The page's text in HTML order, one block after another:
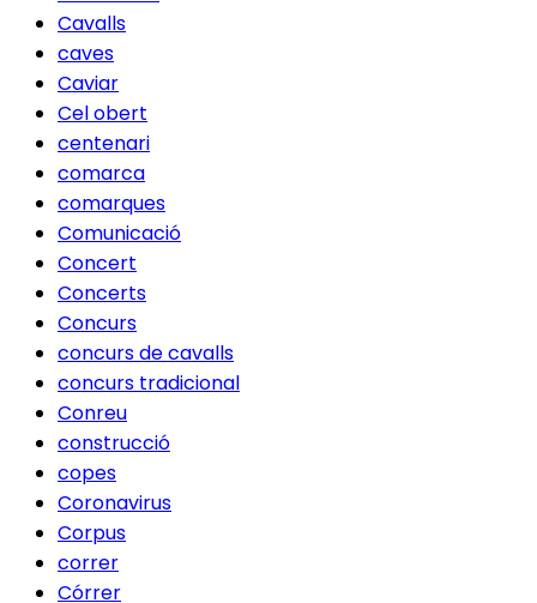
Cavalls
caves
Caviar
Cel obert
centenari
comarca
comarques
Comunicació
Concert
Concerts
Concurs
concurs de cavalls
concurs tradicional
Conreu
construcció
copes
Coronavirus
Corpus
correr
Córrer